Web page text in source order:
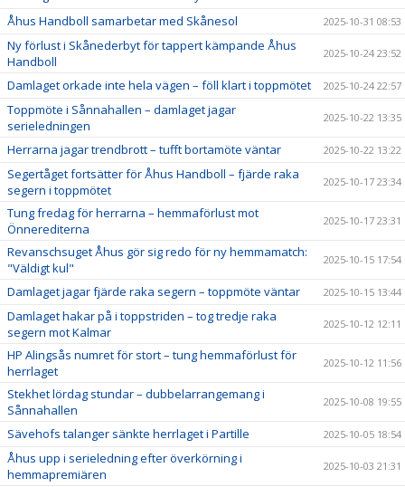
Åhus Handboll samarbetar med Skånesol 2025-10-31 08:53
Ny förlust i Skånederbyt för tappert kämpande Åhus
Handboll
2025-10-24 23:52
Damlaget orkade inte hela vägen – föll klart i toppmötet 2025-10-24 22:57
Toppmöte i Sånnahallen – damlaget jagar
serieledningen
2025-10-22 13:35
Herrarna jagar trendbrott – tufft bortamöte väntar 2025-10-22 13:22
Segertåget fortsätter för Åhus Handboll – fjärde raka
segern i toppmötet
2025-10-17 23:34
Tung fredag för herrarna – hemmaförlust mot
Önnerediterna
2025-10-17 23:31
Revanschsuget Åhus gör sig redo för ny hemmamatch:
"Väldigt kul"
2025-10-15 17:54
Damlaget jagar fjärde raka segern – toppmöte väntar 2025-10-15 13:44
Damlaget hakar på i toppstriden – tog tredje raka
segern mot Kalmar
2025-10-12 12:11
HP Alingsås numret för stort – tung hemmaförlust för
herrlaget
2025-10-12 11:56
Stekhet lördag stundar – dubbelarrangemang i
Sånnahallen
2025-10-08 19:55
Sävehofs talanger sänkte herrlaget i Partille 2025-10-05 18:54
Åhus upp i serieledning efter överkörning i
hemmapremiären
2025-10-03 21:31